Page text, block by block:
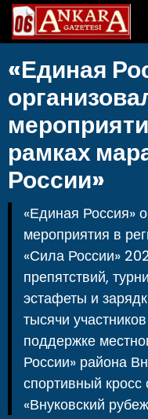
«Единая
рамках
России»
«Единая Россия»
мероприятия в
«Сила России»
препятствий,
эстафеты и
тысячи
поддержке
России» района
спортивный кросс
«Внуковский